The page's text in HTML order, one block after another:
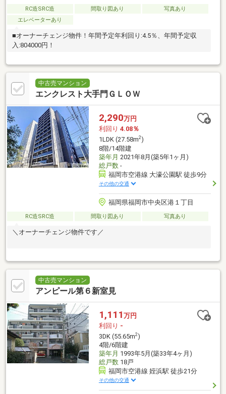
RC造SRC造 間取り図あり
写真あり
エレベーターあり
■オーナーチェンジ物件！年間予定年利回り:4.5％、年間予定収
入:804000円！
中古売マンション
エンクレスト大手門ＧＬＯＷ
2,290万円
利回り 4.08％
1LDK (27.58m2)
8階/14階建
築年月 2021年8月(築5年1ヶ月)
総戸数-
福岡市空港線 大濠公園駅 徒歩9分
その他の交通
福岡県福岡市中央区港１丁目
RC造SRC造 間取り図あり 写真あり
＼オーナーチェンジ物件です／
中古売マンション
アンピール第６新室見
1,111 万円
利回り -
3DK (55.65m2)
4階/6階建
築年月 1993年5月(築33年4ヶ月)
総戸数18戸
福岡市空港線 姪浜駅 徒歩21分
その他の交通